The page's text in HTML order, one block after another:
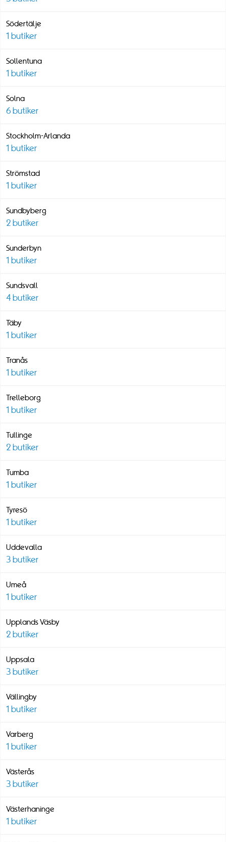
Södertälje
1 butiker
Sollentuna
1 butiker
Solna
6 butiker
Stockholm-Arlanda
1 butiker
Strömstad
1 butiker
Sundbyberg
2 butiker
Sunderbyn
1 butiker
Sundsvall
4 butiker
Täby
1 butiker
Tranås
1 butiker
Trelleborg
1 butiker
Tullinge
2 butiker
Tumba
1 butiker
Tyresö
1 butiker
Uddevalla
3 butiker
Umeå
1 butiker
Upplands Väsby
2 butiker
Uppsala
3 butiker
Vällingby
1 butiker
Varberg
1 butiker
Västerås
3 butiker
Västerhaninge
1 butiker